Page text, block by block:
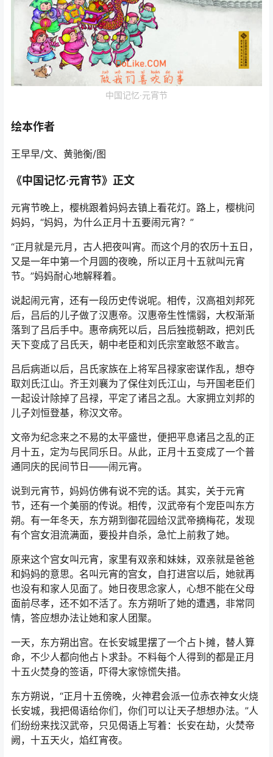
中国记忆·元宵节
绘本作者
王早早/文、黄驰衡/图
《中国记忆·元宵节》正文
元宵节晚上，樱桃跟着妈妈去镇上看花灯。路上，樱桃问
妈妈，“妈妈，为什么正月十五要闹元宵？”
“正月就是元月，古人把夜叫宵。而这个月的农历十五日，
又是一年中第一个月圆的夜晚，所以正月十五就叫元宵
节。”妈妈耐心地解释着。
说起闹元宵，还有一段历史传说呢。相传，汉高祖刘邦死
后，吕后的儿子做了汉惠帝。汉惠帝生性懦弱，大权渐渐
落到了吕后手中。惠帝病死以后，吕后独揽朝政，把刘氏
天下变成了吕氏天，朝中老臣和刘氏宗室敢怒不敢言。
吕后病逝以后，吕氏家族在上将军吕禄家密谋作乱，想夺
取刘氏江山。齐王刘襄为了保住刘氏江山，与开国老臣们
一起设计除掉了吕禄，平定了诸吕之乱。大家拥立刘邦的
儿子刘恒登基，称汉文帝。
文帝为纪念来之不易的太平盛世，便把平息诸吕之乱的正
月十五，定为与民同乐日。从此，正月十五变成了一个普
通同庆的民间节日——闹元宵。
说到元宵节，妈妈仿佛有说不完的话。其实，关于元宵
节，还有一个美丽的传说。相传，汉武帝有个宠臣叫东方
朔。有一年冬天，东方朔到御花园给汉武帝摘梅花，发现
有个宫女泪流满面，要投井自杀，急忙上前救了她。
原来这个宫女叫元宵，家里有双亲和妹妹，双亲就是爸爸
和妈妈的意思。名叫元宵的宫女，自打进宫以后，她就再
也没有和家人见面了。她日夜思念家人，心想不能在父母
面前尽孝，还不如不活了。东方朔听了她的遭遇，非常同
情，答应想办法让她和家人团聚。
一天，东方朔出宫。在长安城里摆了一个占卜摊，替人算
命，不少人都向他占卜求卦。不料每个人得到的都是正月
十五火焚身的签语，吓得大家惊慌失措。
东方朔说，“正月十五傍晚，火神君会派一位赤衣神女火烧
长安城，我把偈语给你们，你们可以让天子想想办法。”人
们纷纷来找汉武帝，只见偈语上写着：长安在劫，火焚帝
阙，十五天火，焰红宵夜。